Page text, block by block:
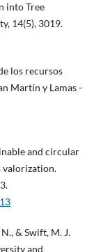
into Tree
14(5), 3019.
los recursos
Martín y Lamas -
and circular
valorization.
& Swift, M. J.
and